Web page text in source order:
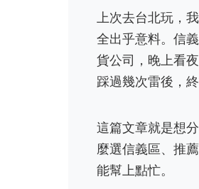
上次去台北玩，
全出乎意料。信
貨公司，晚上看
踩過幾次雷後，
這篇文章就是想
麼選信義區、推
能幫上點忙。